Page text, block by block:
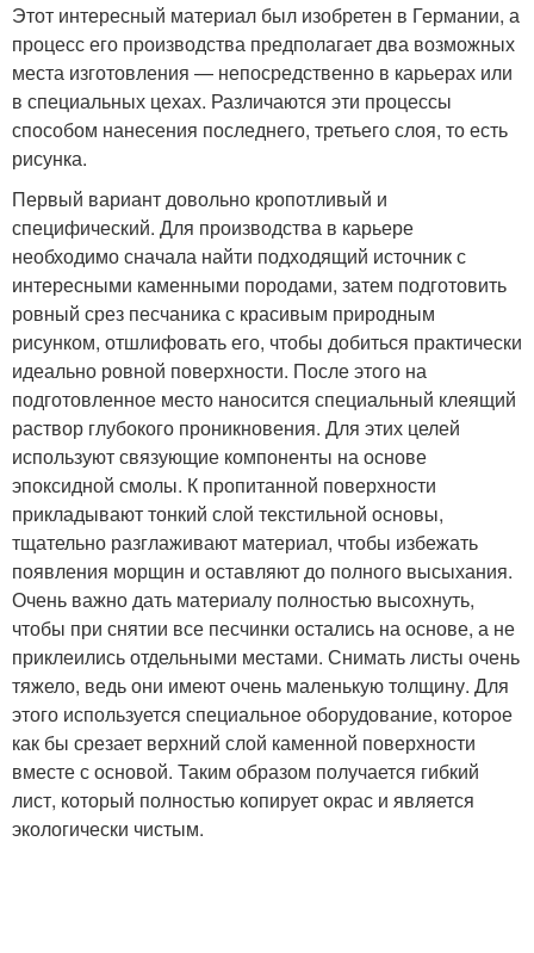
Этот интересный материал был изобретен в Германии, а
процесс его производства предполагает два возможных
места изготовления — непосредственно в карьерах или
в специальных цехах. Различаются эти процессы
способом нанесения последнего, третьего слоя, то есть
рисунка.
Первый вариант довольно кропотливый и
специфический. Для производства в карьере
необходимо сначала найти подходящий источник с
интересными каменными породами, затем подготовить
ровный срез песчаника с красивым природным
рисунком, отшлифовать его, чтобы добиться практически
идеально ровной поверхности. После этого на
подготовленное место наносится специальный клеящий
раствор глубокого проникновения. Для этих целей
используют связующие компоненты на основе
эпоксидной смолы. К пропитанной поверхности
прикладывают тонкий слой текстильной основы,
тщательно разглаживают материал, чтобы избежать
появления морщин и оставляют до полного высыхания.
Очень важно дать материалу полностью высохнуть,
чтобы при снятии все песчинки остались на основе, а не
приклеились отдельными местами. Снимать листы очень
тяжело, ведь они имеют очень маленькую толщину. Для
этого используется специальное оборудование, которое
как бы срезает верхний слой каменной поверхности
вместе с основой. Таким образом получается гибкий
лист, который полностью копирует окрас и является
экологически чистым.